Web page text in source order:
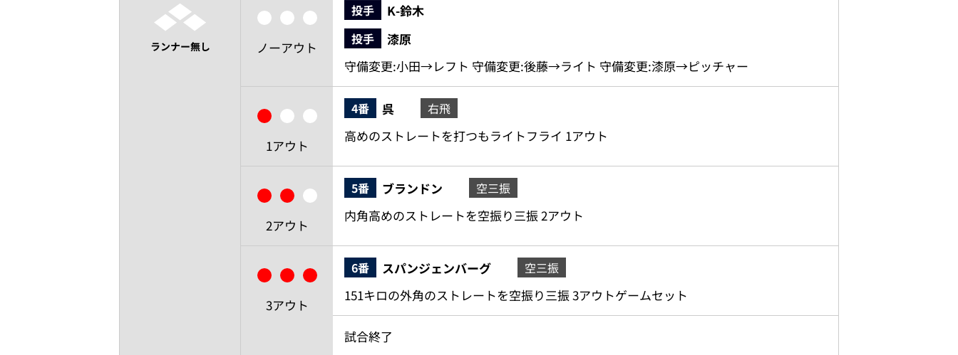
ランナー無し ノーアウト
投手 K-鈴木
投手
漆原
守備変更:小田→レフト 守備変更:後藤→ライト 守備変更:漆原→ピッチャー
1アウト
4番 呉 右飛
高めのストレートを打つもライトフライ 1アウト
2アウト
5番 ブランドン 空三振
内角高めのストレートを空振り三振 2アウト
3アウト
6番 スパンジェンバーグ 空三振
151キロの外角のストレートを空振り三振 3アウトゲームセット
試合終了